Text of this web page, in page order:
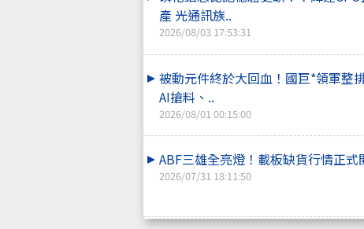
產 光通訊族..
2026/08/03 17:53:31
被動元件終於大回血！國巨*領軍整
AI搶料、..
2026/08/01 00:15:00
ABF三雄全亮燈！載板缺貨行情正式
2026/07/31 18:11:50